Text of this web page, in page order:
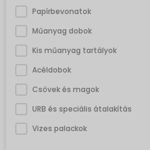
Papírbevonatok
Műanyag dobok
Kis műanyag tartályok
Acéldobok
Csövek és magok
URB és speciális átalakítás
Vizes palackok